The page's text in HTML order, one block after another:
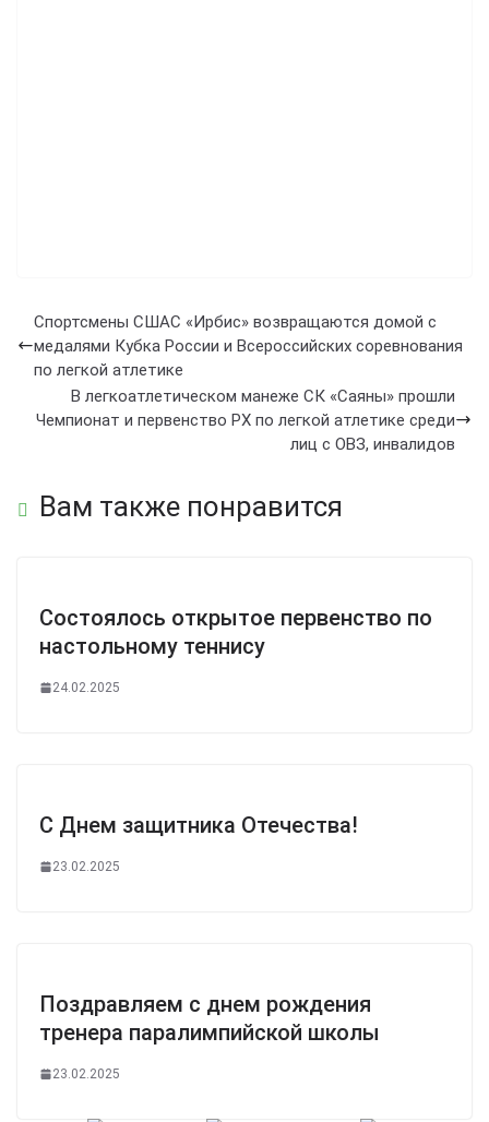
Спортсмены СШАС «Ирбис» возвращаются домой с
медалями Кубка России и Всероссийских соревнования
по легкой атлетике
В легкоатлетическом манеже СК «Саяны» прошли
Чемпионат и первенство РХ по легкой атлетике среди
лиц с ОВЗ, инвалидов
Вам также понравится
Состоялось открытое первенство по
настольному теннису
24.02.2025
С Днем защитника Отечества!
23.02.2025
Поздравляем с днем рождения
тренера паралимпийской школы
23.02.2025